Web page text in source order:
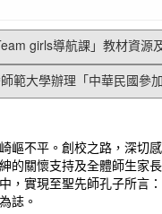
girls導航課」教材資源
範大學辦理「中華民國參
嶇不平。創校之路，深切
的關懷支持及全體師生家
，實現至聖先師孔子所言
誌。